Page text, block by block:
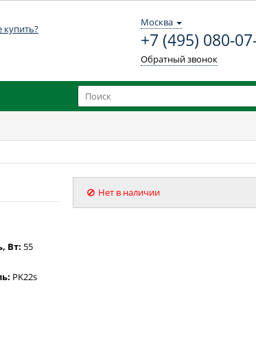
купить?
Москва
+7 (495) 080-
Обратный звонок
Вт: 55
PK22s
Нет в наличии